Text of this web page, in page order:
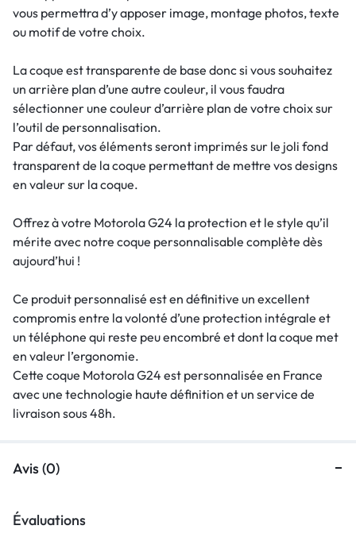
vous permettra d’y apposer image, montage photos, texte
ou motif de votre choix.
La coque est transparente de base donc si vous souhaitez
un arrière plan d’une autre couleur, il vous faudra
sélectionner une couleur d’arrière plan de votre choix sur
l’outil de personnalisation.
Par défaut, vos éléments seront imprimés sur le joli fond
transparent de la coque permettant de mettre vos designs
en valeur sur la coque.
Offrez à votre Motorola G24 la protection et le style qu’il
mérite avec notre coque personnalisable complète dès
aujourd’hui !
Ce produit personnalisé est en définitive un excellent
compromis entre la volonté d’une protection intégrale et
un téléphone qui reste peu encombré et dont la coque met
en valeur l’ergonomie.
Cette coque Motorola G24 est personnalisée en France
avec une technologie haute définition et un service de
livraison sous 48h.
Avis (0)
Évaluations